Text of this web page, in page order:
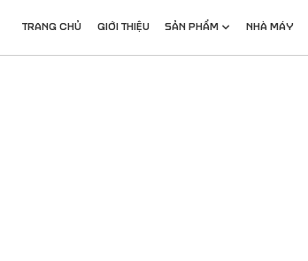
主
TRANG CHỦ GIỚI THIỆU SẢN PHẨM NHÀ MÁY